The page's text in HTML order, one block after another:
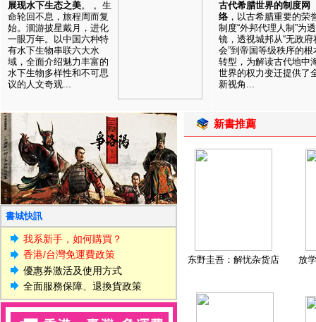
展现水下生态之美。 。生
命轮回不息，旅程周而复
始。洄游披星戴月，进化
一眼万年。以中国六种特
有水下生物串联六大水
域，全面介绍魅力丰富的
水下生物多样性和不可思
议的人文奇观...
古代希腊世界的制度网
络 ，以古希腊重要的荣
制度“外邦代理人制”为透
镜，透视城邦从“无政府
会”到帝国等级秩序的根
转型，为解读古代地中
世界的权力变迁提供了
新视角...
書城快訊
我系新手，如何購買？
香港/台灣免運費政策
優惠券激活及使用方式
全面服務保障、退換貨政策
新書推薦
东野圭吾：解忧杂货店 放